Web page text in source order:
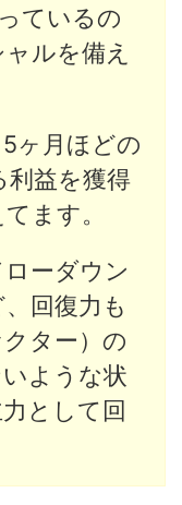
ているの
ルを備え
ヶ月ほどの
益を獲得
ます。
ーダウン
回復力も
ター）の
ような状
として回